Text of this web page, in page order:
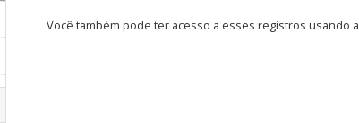
Você também pode ter acesso a esses registros usando a